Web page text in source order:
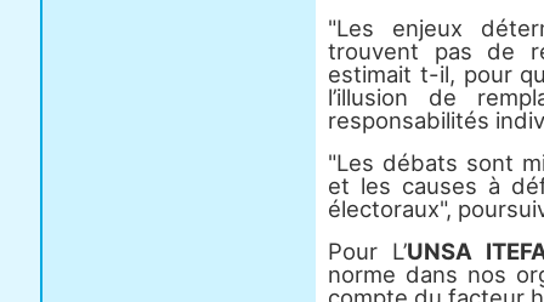
"Les enjeux
trouvent pas de
estimait t-il, pour
l’illusion de
responsabilités
"Les débats sont
et les causes à
électoraux",
Pour L’UNSA
norme dans nos